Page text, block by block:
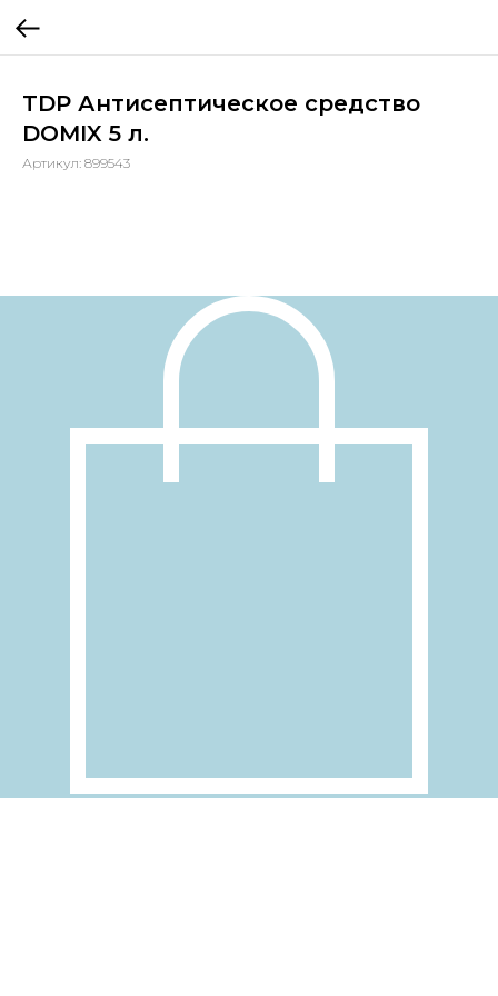
TDP Антисептическое средство
DOMIX 5 л.
Артикул: 899543